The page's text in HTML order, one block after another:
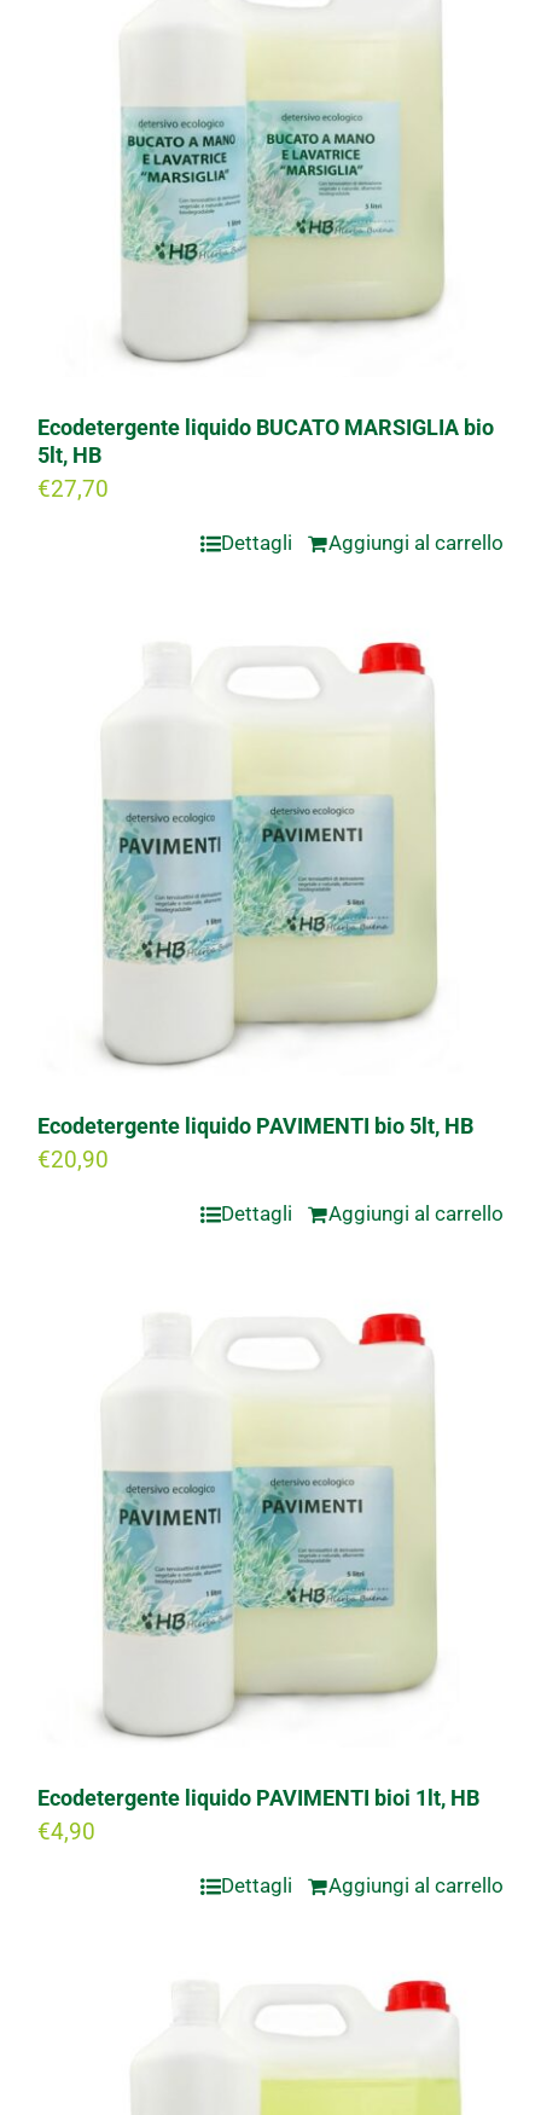
Ecodetergente liquido BUCATO MARSIGLIA bio
5lt, HB
€27,70
Aggiungi al carrello
Dettagli
Ecodetergente liquido PAVIMENTI bio 5lt, HB
€20,90
Aggiungi al carrello
Dettagli
Ecodetergente liquido PAVIMENTI bioi 1lt, HB
€4,90
Aggiungi al carrello
Dettagli